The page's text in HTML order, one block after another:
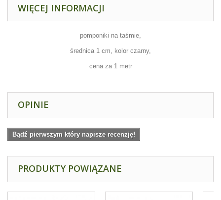
WIĘCEJ INFORMACJI
pomponiki na taśmie,
średnica 1 cm, kolor czarny,
cena za 1 metr
OPINIE
Bądź pierwszym który napisze recenzję!
PRODUKTY POWIĄZANE